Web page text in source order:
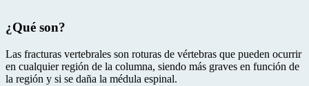
¿Qué son?
Las fracturas vertebrales son roturas de vértebras que pueden ocurrir
en cualquier región de la columna, siendo más graves en función de
la región y si se daña la médula espinal.